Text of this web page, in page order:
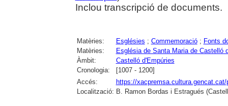
Inclou transcripció de documents.
Matèries: Esglésies ; Commemoració; Fonts
Matèries:
Església de Santa Maria de Castelló
Àmbit:
Castelló d'Empúries
Cronologia:
[1007 - 1200]
Accés:
https://
Localització: B. Ramon Bordas i Estragués